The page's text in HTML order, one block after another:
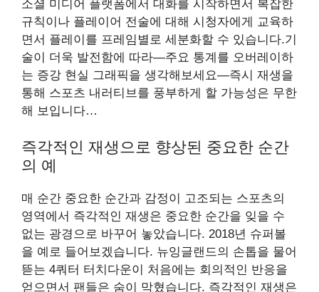
소셜 미디어 플랫폼에서 대화를 시작하면서 복잡한
규칙이나 플레이어 전술에 대해 시청자에게 교육하
면서 플레이를 프레임별로 세분화할 수 있습니다.기
술이 더욱 발전함에 따라—주요 통계를 오버레이하
는 증강 현실 그래픽을 생각해보세요—즉시 재생을
통해 스포츠 내러티브를 풍부하게 할 가능성은 무한
해 보입니다…
즉각적인 재생으로 향상된 중요한 순간
의 예
매 순간 중요한 순간과 감정이 고조되는 스포츠의
영역에서 즉각적인 재생은 중요한 순간을 잊을 수
없는 광경으로 바꾸어 놓았습니다. 2018년 슈퍼볼
을 예로 들어보겠습니다. 뉴잉글랜드의 손톱을 물어
뜯는 4쿼터 터치다운이 처음에는 회의적인 반응을
얻으면서 팬들은 숨이 막혔습니다. 즉각적인 재생은